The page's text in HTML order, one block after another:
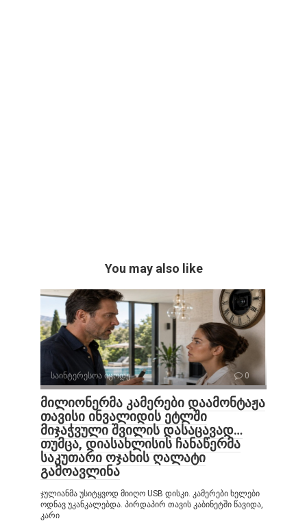
You may also like
საინტერესოა იცოდე 0
მილიონერმა კამერები დაამონტაჟა
თავისი ინვალიდის ეტლში
მიჯაჭვული შვილის დასაცავად…
თუმცა, დიასახლისის ჩანაწერმა
საკუთარი ოჯახის ღალატი
გამოავლინა
ჯულიანმა უსიტყვოდ მიიღო USB დისკი. კამერები ხელები
ოდნავ უკანკალებდა. პირდაპირ თავის კაბინეტში წავიდა,
კარი